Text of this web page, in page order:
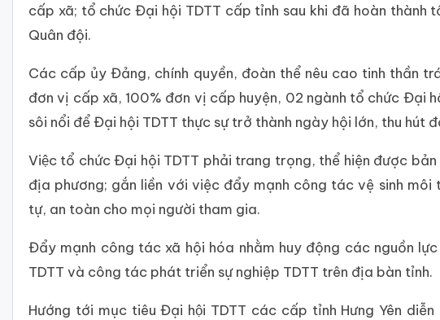
cấp xã; tổ chức Đại hội TDTT cấp tỉnh sau khi đã hoàn thành
Quân đội.
Các cấp ủy Đảng, chính quyền, đoàn thể nêu cao tinh thần
đơn vị cấp xã, 100% đơn vị cấp huyện, 02 ngành tổ chức Đại
sôi nổi để Đại hội TDTT thực sự trở thành ngày hội lớn, thu hút
Việc tổ chức Đại hội TDTT phải trang trọng, thể hiện được
địa phương; gắn liền với việc đẩy mạnh công tác vệ sinh
tự, an toàn cho mọi người tham gia.
Đẩy mạnh công tác xã hội hóa nhằm huy động các nguồn
TDTT và công tác phát triển sự nghiệp TDTT trên địa bàn tỉnh.
Hướng tới mục tiêu Đại hội TDTT các cấp tỉnh Hưng Yên